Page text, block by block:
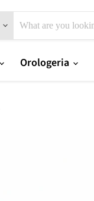
Orologeria